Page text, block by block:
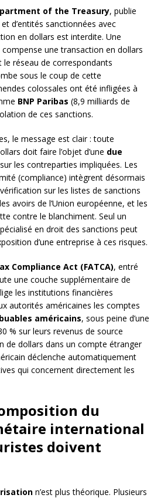
of the Treasury, publie
d’entités sanctionnées avec
en dollars est interdite. Une
une transaction en dollars
le réseau de correspondants
sous le coup de cette
colossales ont été infligées à
BNP Paribas (8,9 milliards de
de ces sanctions.
le message est clair : toute
doit faire l’objet d’une due
les contreparties impliquées. Les
(compliance) intègrent désormais
sur les listes de sanctions
avoirs de l’Union européenne, et les
contre le blanchiment. Seul un
en droit des sanctions peut
d’une entreprise à ces risques.
Compliance Act (FATCA), entré
une couche supplémentaire de
les institutions financières
autorités américaines les comptes
américains, sous peine d’une
% sur leurs revenus de source
de dollars dans un compte étranger
déclenche automatiquement
qui concernent directement les
du
international
doivent
n’est plus théorique. Plusieurs